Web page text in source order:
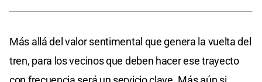
Más allá del valor sentimental que genera la vuelta del
tren, para los vecinos que deben hacer ese trayecto